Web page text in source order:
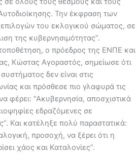
Την έκφραση των
του εκλογικού σώματος, σε
της κυβερνησιμότητας”.
ο πρόεδρος της ΕΝΠΕ και
Κώστας Αγοραστός, σημείωσε ότι
δεν είναι στις
και πρόσθεσε πιο γλαφυρά τις
φέρει: “Ακυβερνησία, αποσχιστικά
εδραζόμενες σε
Και κατέληξε πολύ παραστατικά:
προσοχή, να ξέρει ότι η
χάος και Καταλονίες”.